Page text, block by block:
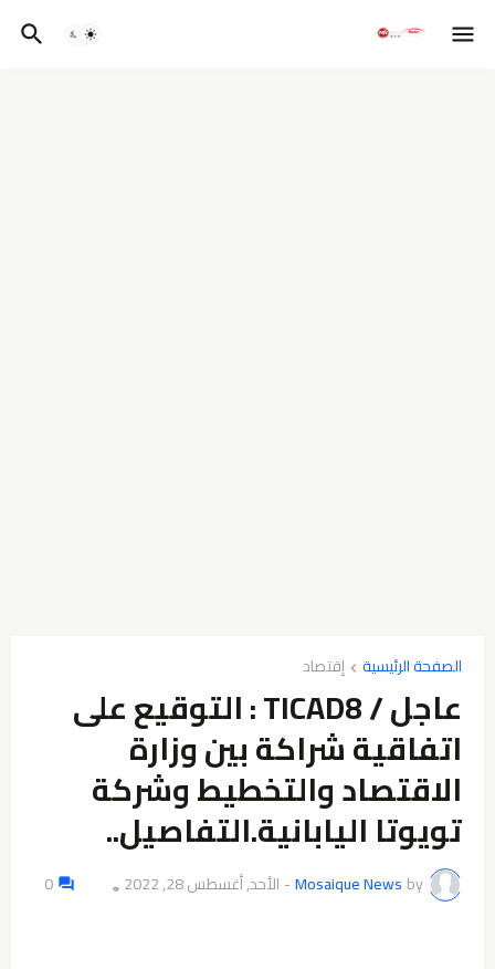
الصفحة الرئيسية إقتصاد
عاجل / TICAD8 : التوقيع على
اتفاقية شراكة بين وزارة
الاقتصاد والتخطيط وشركة
تويوتا اليابانية.التفاصيل..
by
Mosaique News
- الأحد, أغسطس 28, 2022 👁️
0